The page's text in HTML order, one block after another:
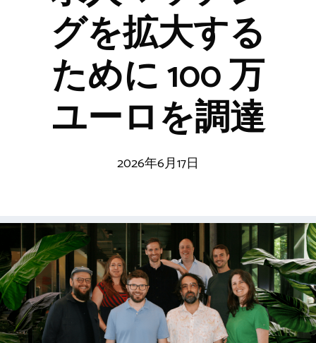
グを拡大する
ために 100 万
ユーロを調達
2026年6月17日